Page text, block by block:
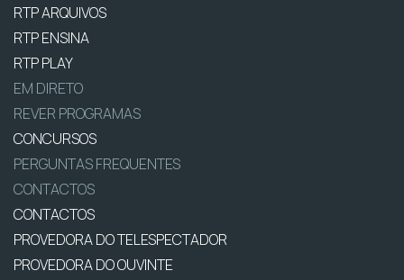
RTP ARQUIVOS
RTP ENSINA
RTP PLAY
EM DIRETO
REVER PROGRAMAS
CONCURSOS
PERGUNTAS FREQUENTES
CONTACTOS
CONTACTOS
PROVEDORA DO TELESPECTADOR
PROVEDORA DO OUVINTE